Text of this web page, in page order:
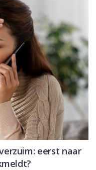
eerst naar